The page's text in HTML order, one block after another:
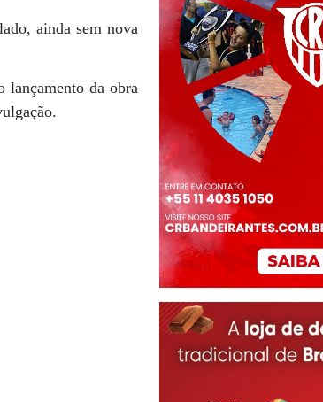
ainda sem nova
lançamento da obra